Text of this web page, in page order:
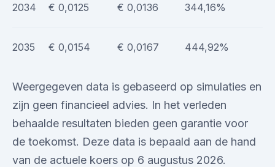
2034 € 0,0125 € 0,0136 344,16%
2035 € 0,0154 € 0,0167 444,92%
Weergegeven data is gebaseerd op simulaties en
zijn geen financieel advies. In het verleden
behaalde resultaten bieden geen garantie voor
de toekomst. Deze data is bepaald aan de hand
van de actuele koers op 6 augustus 2026.